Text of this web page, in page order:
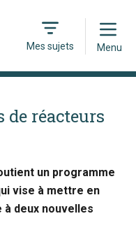
Mes sujets
Open
Menu
de réacteurs
un programme
vise à mettre en
à deux nouvelles